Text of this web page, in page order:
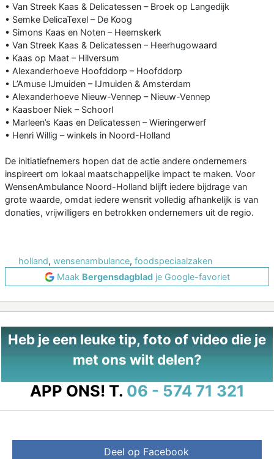
• Van Streek Kaas & Delicatessen – Broek op Langedijk
• Semke DelicaTexel – De Koog
• Simons Kaas en Noten – Heemskerk
• Van Streek Kaas & Delicatessen – Heerhugowaard
• Kaas op Maat – Hilversum
• Alexanderhoeve Hoofddorp – Hoofddorp
• L’Amuse IJmuiden – IJmuiden & Amsterdam
• Alexanderhoeve Nieuw-Vennep – Nieuw-Vennep
• Kaasboer Niek – Schoorl
• Marleen’s Kaas en Delicatessen – Wieringerwerf
• Henri Willig – winkels in Noord-Holland
De initiatiefnemers hopen dat de actie andere ondernemers
inspireert om lokaal maatschappelijke impact te maken. Voor
WensenAmbulance Noord-Holland blijft iedere bijdrage van
grote waarde, omdat iedere wensrit volledig afhankelijk is van
donaties, vrijwilligers en betrokken ondernemers uit de regio.
holland, wensenambulance, foodspeciaalzaken
Maak Bergensdagbladje Google-favoriet
Heb je een leuke tip, foto of video die je
met ons wilt delen?
APP ONS! T. 06 - 574 71 321
Deel op Facebook